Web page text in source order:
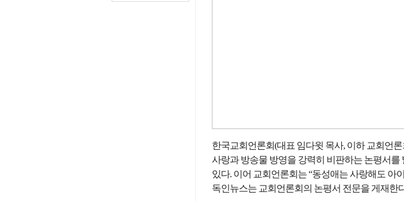
한국교회언론회(대표 임다윗 목사, 이하 교회언
사랑과 방송물 방영을 강력히 비판하는 논평서
있다. 이어 교회언론회는 “동성애는 사랑해도 아
독인뉴스는 교회언론회의 논평서 전문을 게재한